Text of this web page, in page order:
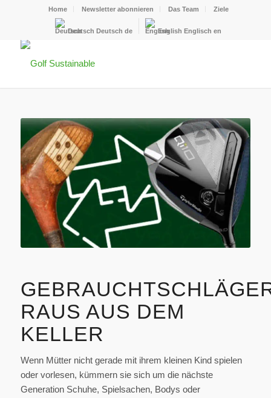
Home Newsletter abonnieren Das Team Ziele
Deutsch Deutsch de English Englisch en
RAUS AUS DEM
KELLER
Wenn Mütter nicht gerade mit ihrem kleinen Kind spielen
oder vorlesen, kümmern sie sich um die nächste
Generation Schuhe, Spielsachen, Bodys oder